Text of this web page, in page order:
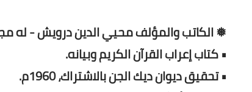
❅ الكاتب والمؤلف محيي الدين درويش - له
• كتاب إعراب القرآن الكريم وبيانه.
• تحقيق ديوان ديك الجن بالاشتراك، 1960م.